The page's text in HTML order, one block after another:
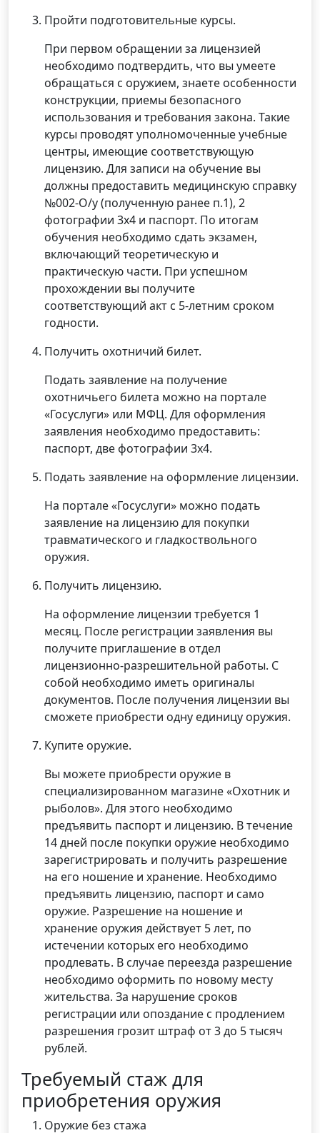
Пройти подготовительные курсы.
При первом обращении за лицензией
необходимо подтвердить, что вы умеете
обращаться с оружием, знаете особенности
конструкции, приемы безопасного
использования и требования закона. Такие
курсы проводят уполномоченные учебные
центры, имеющие соответствующую
лицензию. Для записи на обучение вы
должны предоставить медицинскую справку
№002-О/у (полученную ранее п.1), 2
фотографии 3х4 и паспорт. По итогам
обучения необходимо сдать экзамен,
включающий теоретическую и
практическую части. При успешном
прохождении вы получите
соответствующий акт с 5-летним сроком
годности.
Получить охотничий билет.
Подать заявление на получение
охотничьего билета можно на портале
«Госуслуги» или МФЦ. Для оформления
заявления необходимо предоставить:
паспорт, две фотографии 3х4.
Подать заявление на оформление лицензии.
На портале «Госуслуги» можно подать
заявление на лицензию для покупки
травматического и гладкоствольного
оружия.
Получить лицензию.
На оформление лицензии требуется 1
месяц. После регистрации заявления вы
получите приглашение в отдел
лицензионно-разрешительной работы. С
собой необходимо иметь оригиналы
документов. После получения лицензии вы
сможете приобрести одну единицу оружия.
Купите оружие.
Вы можете приобрести оружие в
специализированном магазине «Охотник и
рыболов». Для этого необходимо
предъявить паспорт и лицензию. В течение
14 дней после покупки оружие необходимо
зарегистрировать и получить разрешение
на его ношение и хранение. Необходимо
предъявить лицензию, паспорт и само
оружие. Разрешение на ношение и
хранение оружия действует 5 лет, по
истечении которых его необходимо
продлевать. В случае переезда разрешение
необходимо оформить по новому месту
жительства. За нарушение сроков
регистрации или опоздание с продлением
разрешения грозит штраф от 3 до 5 тысяч
рублей.
Требуемый стаж для
приобретения оружия
Оружие без стажа